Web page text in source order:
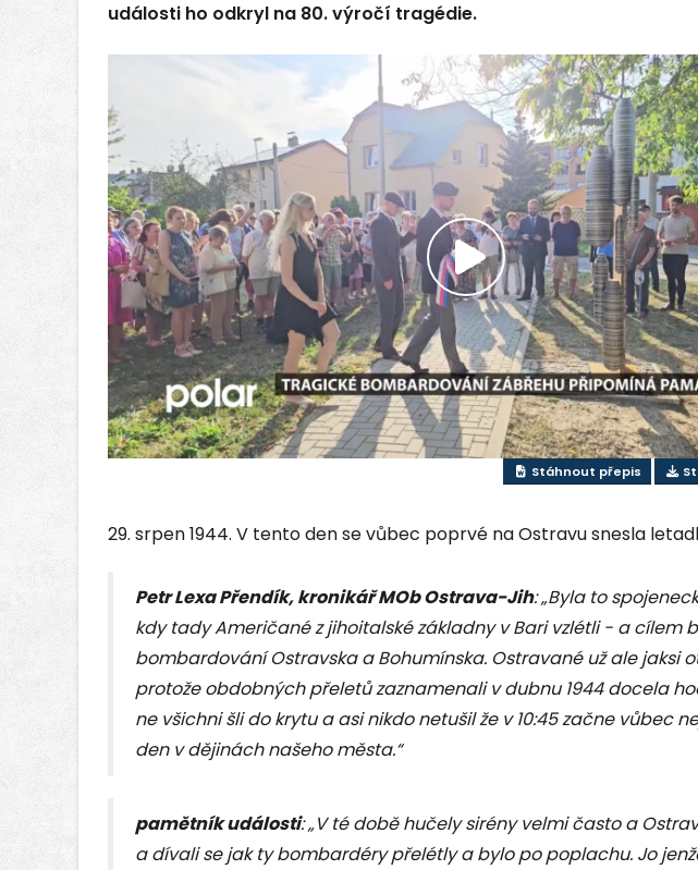
události ho odkryl na 80. výročí tragédie.
Přehrát
video
Stáhnout přepis
29. srpen 1944. V tento den se vůbec poprvé na Ostravu snesla
Petr Lexa Přendík, kronikář MOb Ostrava-Jih: „Byla to
kdy tady Američané z jihoitalské základny v Bari vzlétli - a cílem
bombardování Ostravska a Bohumínska. Ostravané už ale jaksi
protože obdobných přeletů zaznamenali v dubnu 1944 docela
ne všichni šli do krytu a asi nikdo netušil že v 10:45 začne vůbec
den v dějinách našeho města.“
pamětník události: „V té době hučely sirény velmi často a
a dívali se jak ty bombardéry přelétly a bylo po poplachu. Jo